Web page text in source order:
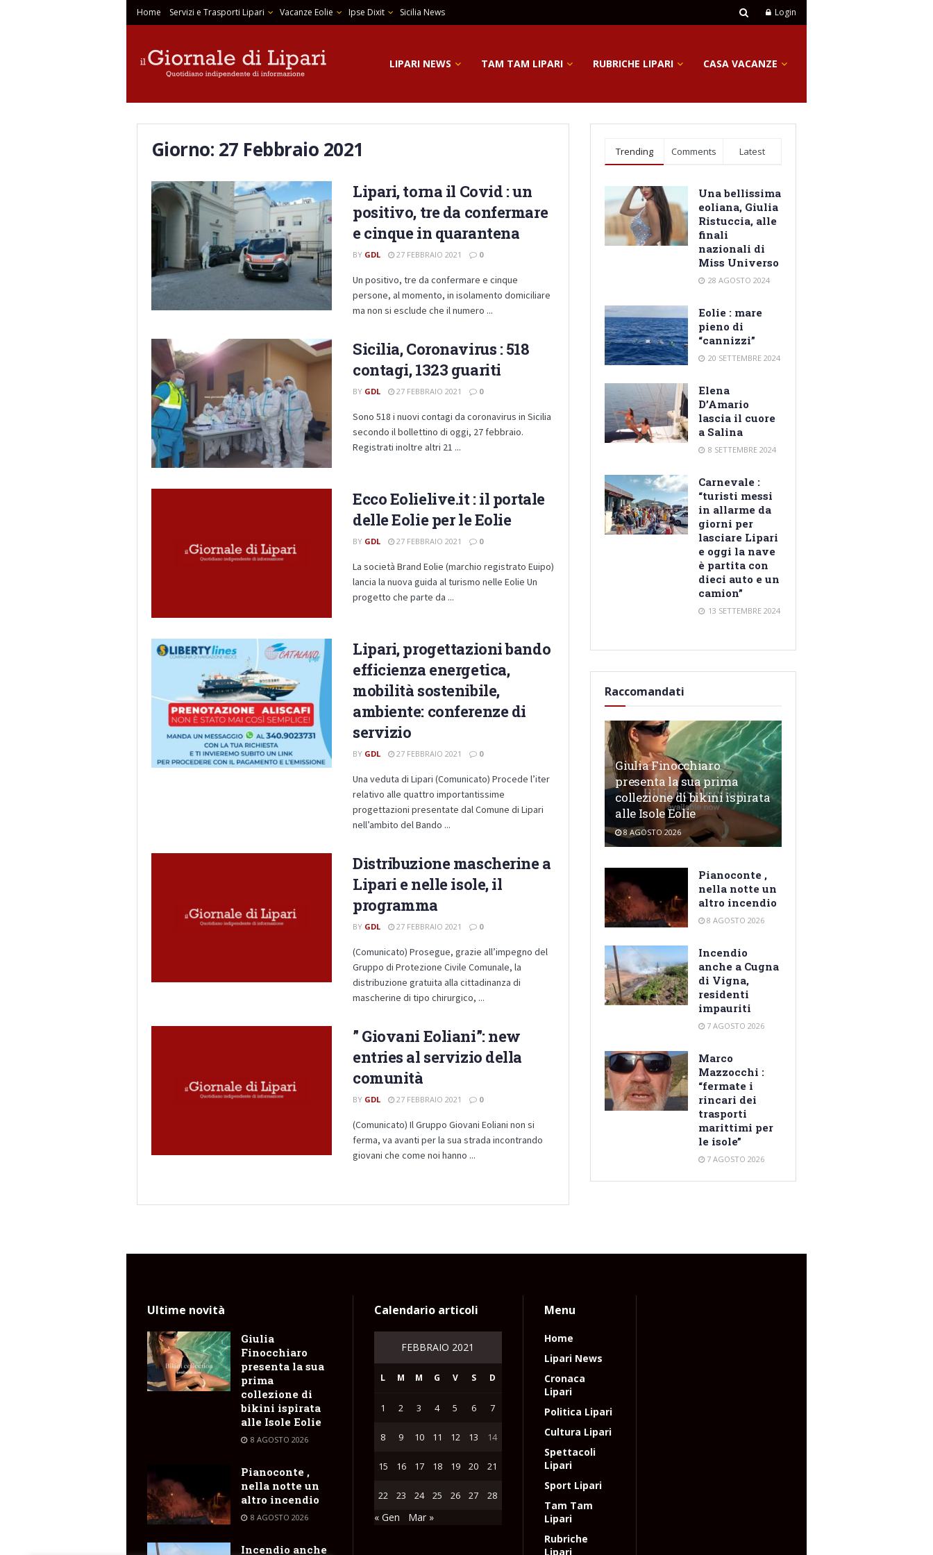
Home Servizi e Trasporti Lipari Vacanze Eolie Ipse Dixit Sicilia News Login
LIPARI NEWS TAM TAM LIPARI RUBRICHE LIPARI CASA VACANZE
Giorno: 27 Febbraio 2021
Lipari, torna il Covid : un
positivo, tre da confermare
e cinque in quarantena
BY GDL 27 FEBBRAIO 2021 0
Un positivo, tre da confermare e cinque
persone, al momento, in isolamento domiciliare
ma non si esclude che il numero ...
Sicilia, Coronavirus : 518
contagi, 1323 guariti
BY GDL 27 FEBBRAIO 2021 0
Sono 518 i nuovi contagi da coronavirus in Sicilia
secondo il bollettino di oggi, 27 febbraio.
Registrati inoltre altri 21 ...
Ecco Eolielive.it : il portale
delle Eolie per le Eolie
BY GDL 27 FEBBRAIO 2021 0
La società Brand Eolie (marchio registrato Euipo)
lancia la nuova guida al turismo nelle Eolie Un
progetto che parte da ...
Lipari, progettazioni bando
efficienza energetica,
mobilità sostenibile,
ambiente: conferenze di
servizio
BY GDL 27 FEBBRAIO 2021 0
Una veduta di Lipari (Comunicato) Procede l’iter
relativo alle quattro importantissime
progettazioni presentate dal Comune di Lipari
nell’ambito del Bando ...
Distribuzione mascherine a
Lipari e nelle isole, il
programma
BY GDL 27 FEBBRAIO 2021 0
(Comunicato) Prosegue, grazie all’impegno del
Gruppo di Protezione Civile Comunale, la
distribuzione gratuita alla cittadinanza di
mascherine di tipo chirurgico, ...
” Giovani Eoliani”: new
entries al servizio della
comunità
BY GDL 27 FEBBRAIO 2021 0
(Comunicato) Il Gruppo Giovani Eoliani non si
ferma, va avanti per la sua strada incontrando
giovani che come noi hanno ...
Trending Comments Latest
Una bellissima
eoliana, Giulia
Ristuccia, alle
finali
nazionali di
Miss Universo
28 AGOSTO 2024
Eolie : mare
pieno di
“cannizzi”
20 SETTEMBRE 2024
Elena
D’Amario
lascia il cuore
a Salina
8 SETTEMBRE 2024
Carnevale :
“turisti messi
in allarme da
giorni per
lasciare Lipari
e oggi la nave
è partita con
dieci auto e un
camion”
13 SETTEMBRE 2024
Raccomandati
Giulia Finocchiaro
presenta la sua prima
collezione di bikini ispirata
alle Isole Eolie
8 AGOSTO 2026
Pianoconte ,
nella notte un
altro incendio
8 AGOSTO 2026
Incendio
anche a Cugna
di Vigna,
residenti
impauriti
7 AGOSTO 2026
Marco
Mazzocchi :
“fermate i
rincari dei
trasporti
marittimi per
le isole”
7 AGOSTO 2026
Ultime novità
Giulia
Finocchiaro
presenta la sua
prima
collezione di
bikini ispirata
alle Isole Eolie
8 AGOSTO 2026
Pianoconte ,
nella notte un
altro incendio
8 AGOSTO 2026
Incendio anche
Calendario articoli
FEBBRAIO 2021
L M M G V S D
1 2 3 4 5 6 7
8 9 10 11 12 13 14
15 16 17 18 19 20 21
22 23 24 25 26 27 28
« Gen Mar »
Menu
Home
Lipari News
Cronaca
Lipari
Politica Lipari
Cultura Lipari
Spettacoli
Lipari
Sport Lipari
Tam Tam
Lipari
Rubriche
Lipari